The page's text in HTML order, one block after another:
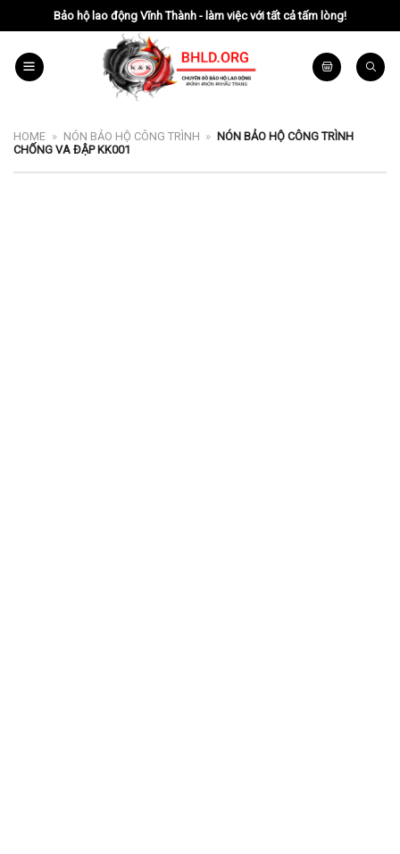
đến
nội
dung
Bảo hộ lao động Vĩnh Thành - làm việc với tất cả tấm lòng!
HOME » NÓN BẢO HỘ CÔNG TRÌNH » NÓN BẢO HỘ CÔNG TRÌNH
CHỐNG VA ĐẬP KK001